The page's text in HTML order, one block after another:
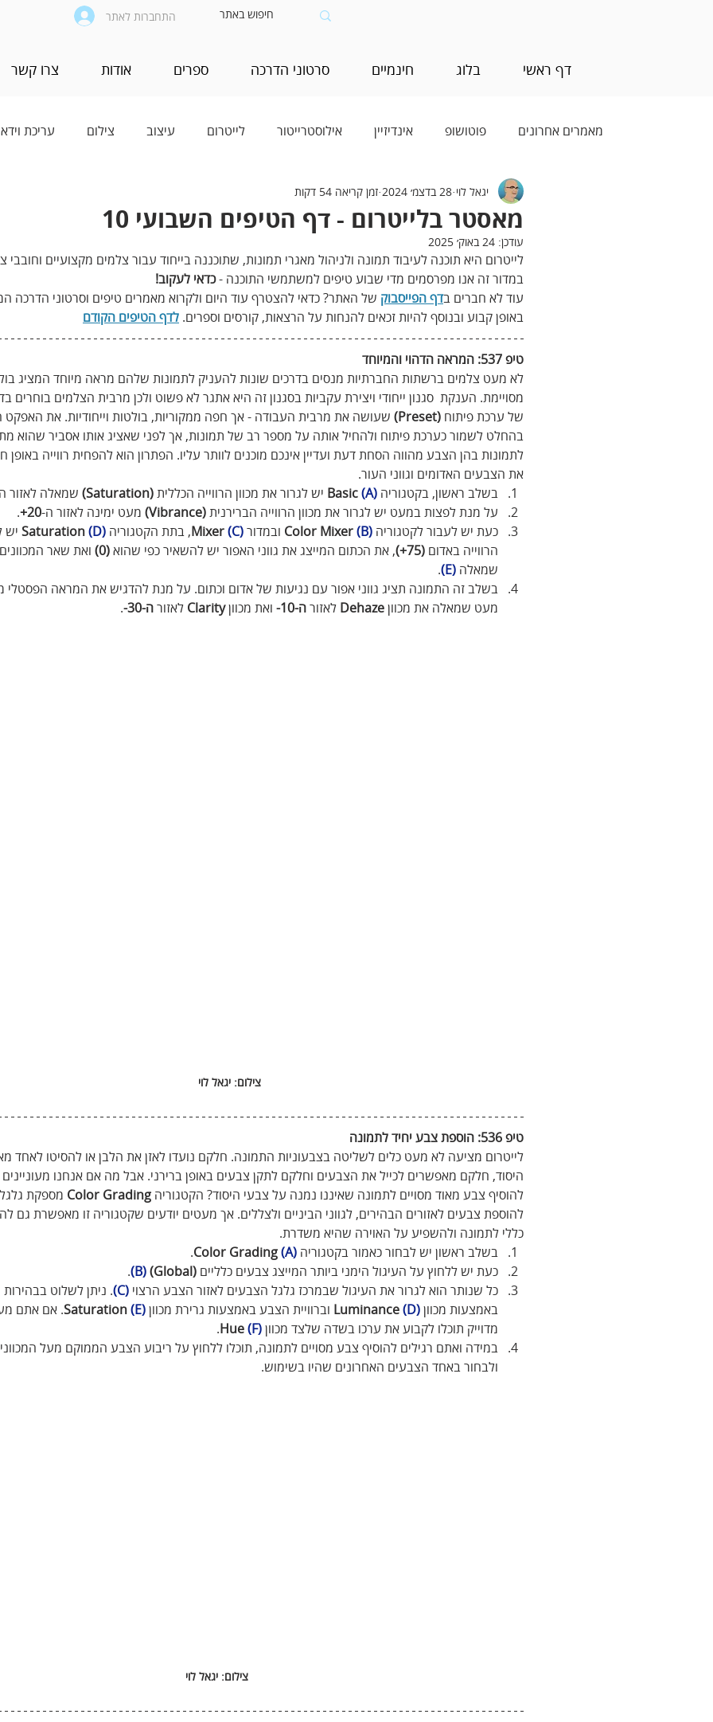
התחברות לאתר
דף ראשי בלוג חינמיים סרטוני הדרכה ספרים אודות צרו קשר
מאמרים אחרונים פוטושופ אינדיזיין אילוסטרייטור לייטרום עיצוב צילום עריכת
בינה מלאכותית (AI)
מאסטר בלייטרום - דף הטיפים השבועי 10
יגאל לוי 28 בדצמ׳ 2024 זמן קריאה 54 דקות
עודכן: 24 באוק׳ 2025
לייטרום היא תוכנה לעיבוד תמונה ולניהול מאגרי תמונות, שתוכננה בייחוד עבור צלמים מקצועיים וחובבי
במדור זה אנו מפרסמים מדי שבוע טיפים למשתמשי התוכנה - כדאי לעקוב!
עוד לא חברים בדף הפייסבוק של האתר? כדאי להצטרף עוד היום ולקרוא מאמרים טיפים וסרטוני הדרכה
באופן קבוע ובנוסף להיות זכאים להנחות על הרצאות, קורסים וספרים. לדף הטיפים הקודם
טיפ 537: המראה‭ ‬הדהוי‭ ‬והמיוחד
לא מעט צלמים ברשתות החברתיות מנסים בדרכים שונות להעניק לתמונות שלהם מראה מיוחד המציג
מסויימת. הענקת  סגנון ייחודי ויצירת עקביות בסגנון זה היא אתגר לא פשוט ולכן מרבית הצלמים
של ערכת פיתוח (Preset)
שעושה את מרבית העבודה - אך חפה ממקוריות, בולטות וייחודיות. את האפקט
בהחלט לשמור כערכת פיתוח ולהחיל אותה על מספר רב של תמונות, אך לפני שאציג אותו אסביר שהוא
לתמונות בהן הצבע מהווה הסחת דעת ועדיין אינכם מוכנים לוותר עליו. הפתרון הוא להפחית רווייה
את הצבעים האדומים וגווני העור.
בשלב ראשון, בקטגוריה (A) יש לגרור את מכוון הרווייה הכללית (Saturation)
שמאלה לאזור
על מנת לפצות במעט יש לגרור את מכוון הרווייה הברירנית (Vibrance) מעט ימינה לאזור ה-20+
.
כעת יש לעבור לקטגוריה (B)
Color Mixer ובמדור (C)
Mixer, בתת הקטגוריה (D)
Saturation יש
הרווייה באדום (75+) , את הכתום המייצג את גווני האפור יש להשאיר כפי שהוא (0)
ואת שאר
שמאלה (E)
.
בשלב זה התמונה תציג גווני אפור עם נגיעות של אדום וכתום. על מנת להדגיש את המראה הפסטלי
מעט שמאלה את מכוון Dehaze לאזור ה-10- ואת מכוון Clarity לאזור ה-30- .
צילום: יגאל לוי
טיפ 536: הוספת‭ ‬צבע‭ ‬יחיד‭ ‬לתמונה
לייטרום מציעה לא מעט כלים לשליטה בצבעוניות התמונה. חלקם נועדו לאזן את הלבן או להסיטו לאחד
היסוד, חלקם מאפשרים לכייל את הצבעים וחלקם לתקן צבעים באופן ברירני. אבל מה אם אנחנו
להוסיף צבע מאוד מסויים לתמונה שאיננו נמנה על צבעי היסוד? הקטגוריה Color Grading מספקת
להוספת צבעים לאזורים הבהירים, לגווני הביניים ולצללים. אך מעטים יודעים שקטגוריה זו מאפשרת גם
כללי לתמונה ולהשפיע על האוירה שהיא משדרת.
בשלב ראשון יש לבחור כאמור בקטגוריה
Color Grading (A)
.
כעת יש ללחוץ על העיגול הימני ביותר המייצג צבעים כלליים (Global)
(B)
.
כל שנותר הוא לגרור את העיגול שבמרכז גלגל הצבעים לאזור הצבע הרצוי (C)
. ניתן לשלוט
באמצעות מכוון
Luminance(D) וברוויית הצבע באמצעות גרירת מכוון (E)
Saturation. אם אתם
מדוייק תוכלו לקבוע את ערכו בשדה שלצד מכוון (F)
Hue
.
במידה ואתם רגילים להוסיף צבע מסויים לתמונה, תוכלו ללחוץ על ריבוע הצבע הממוקם מעל
ולבחור באחד הצבעים האחרונים שהיו בשימוש.
צילום: יגאל לוי